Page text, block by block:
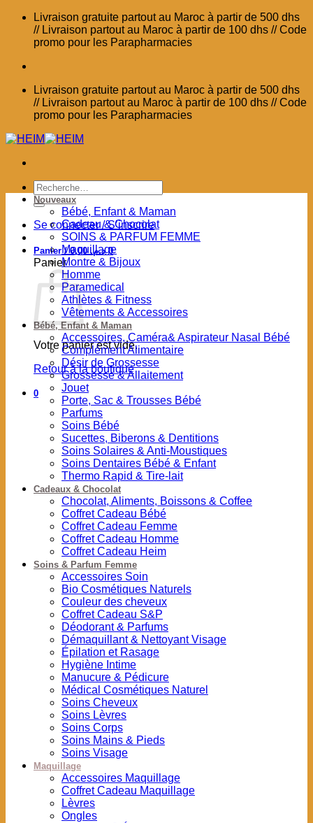
Passer
contenu
Livraison gratuite partout au Maroc à partir de 500 dhs
// Livraison partout au Maroc à partir de 100 dhs // Code
promo pour les Parapharmacies
Livraison gratuite partout au Maroc à partir de 500 dhs
// Livraison partout au Maroc à partir de 100 dhs // Code
promo pour les Parapharmacies
Recherche
pour :
Se connecter / S’inscrire
Panier / د.م.0,00 0
Panier
Votre panier est vide.
Retour à la boutique
0
Nouveaux
Bébé, Enfant & Maman
Cadeau & Chocolat
SOINS & PARFUM FEMME
Maquillage
Montre & Bijoux
Homme
Paramedical
Athlètes & Fitness
Vêtements & Accessoires
Bébé, Enfant & Maman
Accessoires, Caméra& Aspirateur Nasal Bébé
Complément Alimentaire
Désir de Grossesse
Grossesse & Allaitement
Jouet
Porte, Sac & Trousses Bébé
Parfums
Soins Bébé
Sucettes, Biberons & Dentitions
Soins Solaires & Anti-Moustiques
Soins Dentaires Bébé & Enfant
Thermo Rapid & Tire-lait
Cadeaux & Chocolat
Chocolat, Aliments, Boissons & Coffee
Coffret Cadeau Bébé
Coffret Cadeau Femme
Coffret Cadeau Homme
Coffret Cadeau Heim
Soins & Parfum Femme
Accessoires Soin
Bio Cosmétiques Naturels
Couleur des cheveux
Coffret Cadeau S&P
Déodorant & Parfums
Démaquillant & Nettoyant Visage
Épilation et Rasage
Hygiène Intime
Manucure & Pédicure
Médical Cosmétiques Naturel
Soins Cheveux
Soins Lèvres
Soins Corps
Soins Mains & Pieds
Soins Visage
Maquillage
Accessoires Maquillage
Coffret Cadeau Maquillage
Lèvres
Ongles